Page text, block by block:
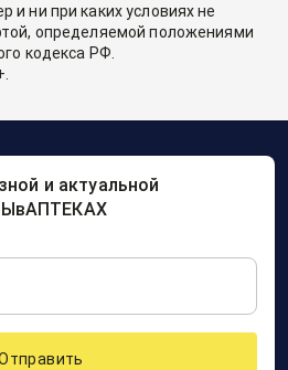
и ни при каких условиях не
определяемой положениями
кодекса РФ.
и актуальной